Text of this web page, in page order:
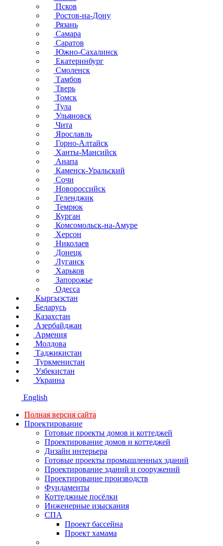
Псков
Ростов-на-Дону
Рязань
Самара
Саратов
Южно-Сахалинск
Екатеринбург
Смоленск
Тамбов
Тверь
Томск
Тула
Ульяновск
Чита
Ярославль
Горно-Алтайск
Ханты-Мансийск
Анапа
Каменск-Уральский
Сочи
Новороссийск
Геленджик
Темрюк
Курган
Комсомольск-на-Амуре
Херсон
Николаев
Донецк
Луганск
Харьков
Запорожье
Одесса
Кыргызстан
Беларусь
Казахстан
Азербайджан
Армения
Молдова
Таджикистан
Туркменистан
Узбекистан
Украина
English
Полная версия сайта
Проектирование
Готовые проекты домов и коттеджей
Проектирование домов и коттеджей
Дизайн интерьера
Готовые проекты промышленных зданий
Проектирование зданий и сооружений
Проектирование производств
Фундаменты
Коттеджные посёлки
Инженерные изыскания
СПА
Проект бассейна
Проект хамама